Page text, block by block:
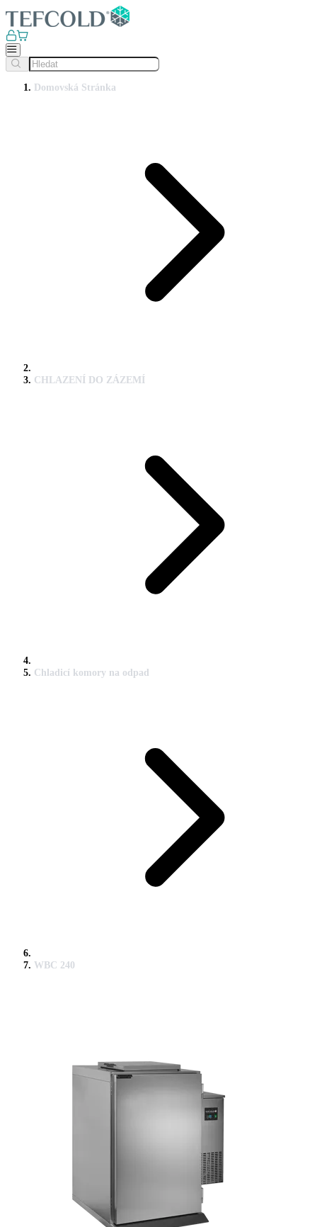
Domovská Stránka
CHLAZENÍ DO ZÁZEMÍ
Chladicí komory na odpad
WBC 240